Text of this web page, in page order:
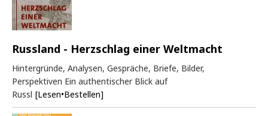
Russland - Herzschlag einer Weltmacht
Hintergründe, Analysen, Gespräche, Briefe, Bilder,
Perspektiven Ein authentischer Blick auf
Russl [Lesen•Bestellen]